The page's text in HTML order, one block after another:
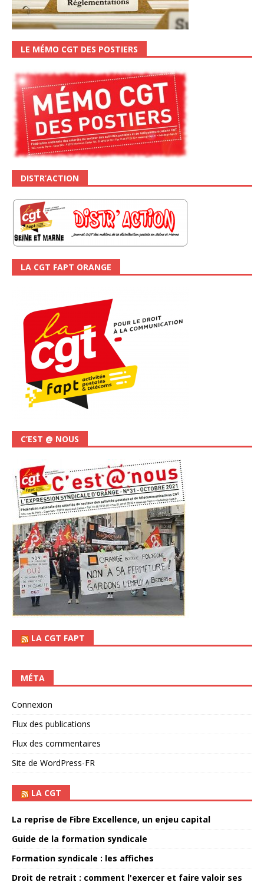
LE MÉMO CGT DES POSTIERS
DISTR’ACTION
LA CGT FAPT ORANGE
C’EST @ NOUS
LA CGT FAPT
MÉTA
Connexion
Flux des publications
Flux des commentaires
Site de WordPress-FR
LA CGT
La reprise de Fibre Excellence, un enjeu capital
Guide de la formation syndicale
Formation syndicale : les affiches
Droit de retrait : comment l'exercer et faire valoir ses